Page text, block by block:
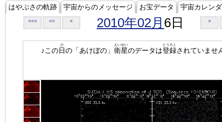
はやぶさの軌跡 宇宙からのメッセージ お宝データ 宇宙カレン
<<< << < 2010年02月 6日 >
♪この日
ひ
の「あけぼの」 衛星
えいせい
のデータは登録
とうろく
されていませ